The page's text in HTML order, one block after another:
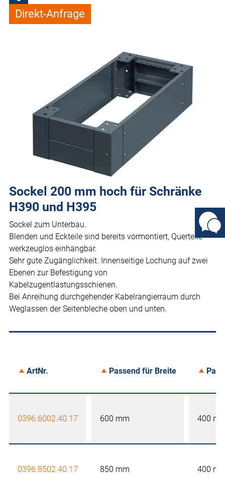
Direkt-Anfrage
Sockel 200 mm hoch für Schränke
H390 und H395
Sockel zum Unterbau.
Blenden und Eckteile sind bereits vormontiert, Querteile
werkzeuglos einhängbar.
Sehr gute Zugänglichkeit. Innenseitige Lochung auf zwei
Ebenen zur Befestigung von
Kabelzugentlastungsschienen.
Bei Anreihung durchgehender Kabelrangierraum durch
Weglassen der Seitenbleche oben und unten.
ArtNr. Passend für Breite
0396.6002.40.17 600 mm 400
0396.8502.40.17 850 mm 400